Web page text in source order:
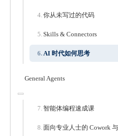
你从未写过的代码
Skills & Connectors
AI 时代如何思考
General Agents
智能体编程速成课
面向专业人士的 Cowork